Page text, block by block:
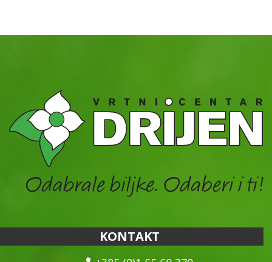
KONTAKT